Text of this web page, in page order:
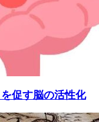
促す脳の活性化